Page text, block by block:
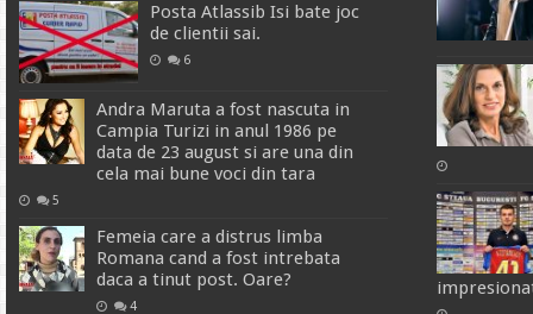
Posta Atlassib Isi bate joc
de clientii sai.
6
Andra Maruta a fost nascuta in
Campia Turizi in anul 1986 pe
data de 23 august si are una din
cela mai bune voci din tara
5
Femeia care a distrus limba
Romana cand a fost intrebata
daca a tinut post. Oare?
4